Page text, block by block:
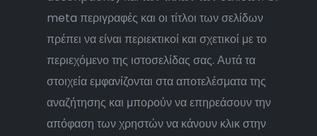
meta περιγραφές και οι τίτλοι των σελίδων
πρέπει να είναι περιεκτικοί και σχετικοί με το
περιεχόμενο της ιστοσελίδας σας. Αυτά τα
στοιχεία εμφανίζονται στα αποτελέσματα της
αναζήτησης και μπορούν να επηρεάσουν την
απόφαση των χρηστών να κάνουν κλικ στην